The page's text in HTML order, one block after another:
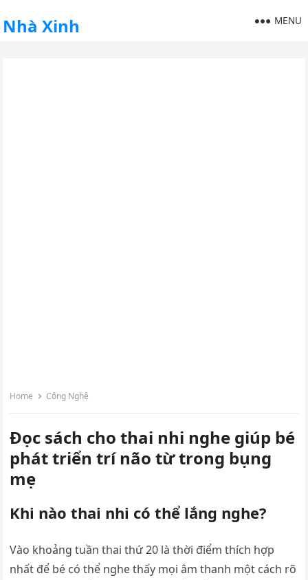
Nhà Xinh MENU
Home Công Nghệ
Đọc sách cho thai nhi nghe giúp bé
phát triển trí não từ trong bụng
mẹ
Khi nào thai nhi có thể lắng nghe?
Vào khoảng tuần thai thứ 20 là thời điểm thích hợp
nhất để bé có thể nghe thấy mọi âm thanh một cách rõ